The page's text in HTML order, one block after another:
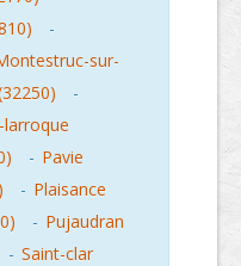
-
sur-
-
larroque
- Pavie
- Plaisance
- Pujaudran
- Saint-clar